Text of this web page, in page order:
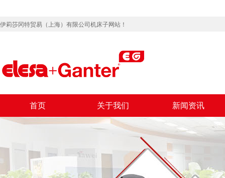
伊莉莎冈特贸易（上海）有限公司机床子网站！
首页 关于我们 新闻资讯